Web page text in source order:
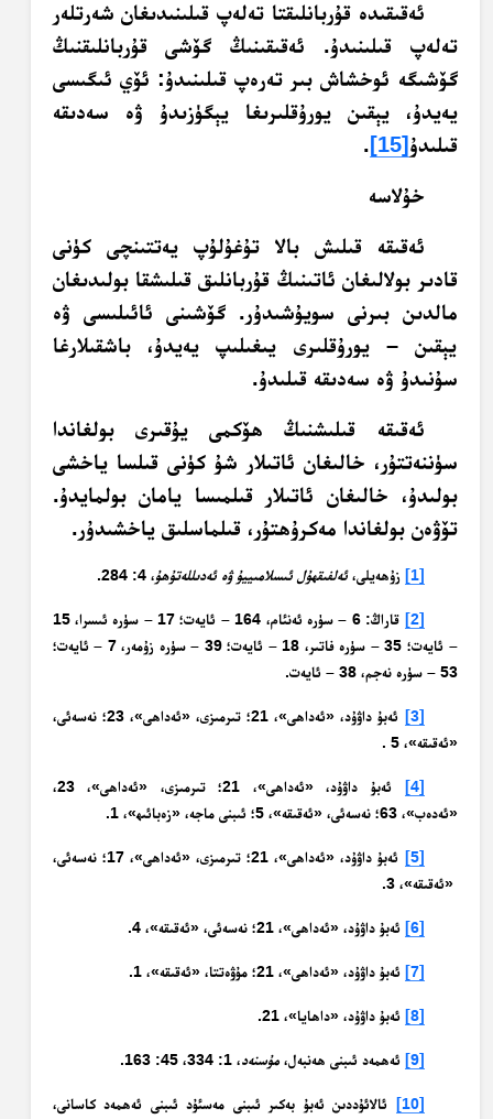
ئەقىقىدە قۇربانلىقتا تەلەپ قىلىنىدىغان شەرتلەر
تەلەپ قىلىنىدۇ. ئەقىقىنىڭ گۆشى قۇربانلىقنىڭ
گۆشىگە ئوخشاش بىر تەرەپ قىلىنىدۇ: ئۆي ئىگىسى
يەيدۇ، يېقىن يورۇقلىرىغا يېگۈزىدۇ ۋە سەدىقە
قىلىدۇ [15]
.
خۇلاسە
ئەقىقە قىلىش بالا تۇغۇلۇپ يەتتىنچى كۈنى
قادىر بولالىغان ئاتىنىڭ قۇربانلىق قىلىشقا بولىدىغان
مالدىن بىرنى سويۇشىدۇر. گۆشىنى ئائىلىسى ۋە
يېقىن – يورۇقلىرى يىغىلىپ يەيدۇ، باشقىلارغا
سۇنىدۇ ۋە سەدىقە قىلىدۇ.
ئەقىقە قىلىشنىڭ ھۆكمى يۇقىرى بولغاندا
سۈننەتتۇر، خالىغان ئاتىلار شۇ كۈنى قىلسا ياخشى
بولىدۇ، خالىغان ئاتىلار قىلمىسا يامان بولمايدۇ.
تۆۋەن بولغاندا مەكرۇھتۇر، قىلماسلىق ياخشىدۇر.
[1] زۇھەيلى،ئەلفىقھۇل ئىسلامىييۇ ۋە ئەدىللەتۇھۇ، 4: 284.
[2]
قاراڭ: 6 – سۈرە ئەنئام، 164 – ئايەت؛ 17 – سۈرە ئىسرا، 15
– ئايەت؛ 35 – سۈرە فاتىر، 18 – ئايەت؛ 39 – سۈرە زۇمەر، 7 – ئايەت؛
53 – سۈرە نەجم، 38 – ئايەت.
[3]
ئەبۇ داۋۇد، «ئەداھى»، 21؛ تىرمىزى، «ئەداھى»، 23؛ نەسەئى،
«ئەقىقە»، 5 .
[4]
ئەبۇ داۋۇد، «ئەداھى»، 21؛ تىرمىزى، «ئەداھى»، 23،
«ئەدەب»، 63؛ نەسەئى، «ئەقىقە»، 5؛ ئىبنى ماجە، «زەبائىھ»، 1.
[5]
ئەبۇ داۋۇد، «ئەداھى»، 21؛ تىرمىزى، «ئەداھى»، 17؛ نەسەئى،
«ئەقىقە»، 3.
[6] ئەبۇ داۋۇد، «ئەداھى»، 21؛ نەسەئى، «ئەقىقە»، 4.
[7] ئەبۇ داۋۇد، «ئەداھى»، 21؛ مۇۋەتتا، «ئەقىقە»، 1.
[8] ئەبۇ داۋۇد، «داھايا»، 21.
[9] ئەھمەد ئىبنى ھەنبەل،مۇسنەد، 1: 334، 45: 163.
[10]
ئالائۇددىن ئەبۇ بەكىر ئىبنى مەسئۇد ئىبنى ئەھمەد كاسانى،